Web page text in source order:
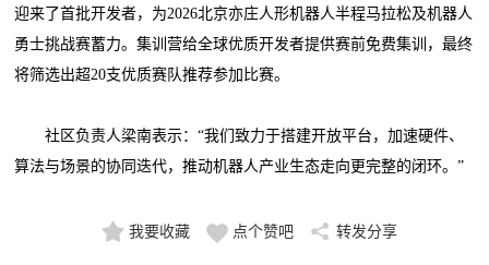
迎来了首批开发者，为2026北京亦庄人形机器人半程马拉松及机器人
勇士挑战赛蓄力。集训营给全球优质开发者提供赛前免费集训，最终
将筛选出超20支优质赛队推荐参加比赛。
社区负责人梁南表示：“我们致力于搭建开放平台，加速硬件、
算法与场景的协同迭代，推动机器人产业生态走向更完整的闭环。”
我要收藏 点个赞吧 转发分享